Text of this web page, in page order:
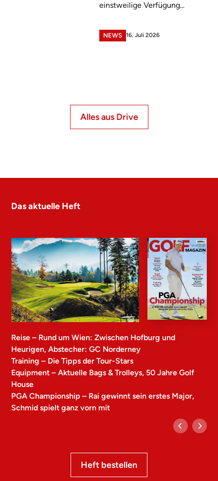
einstweilige Verfügung...
NEWS 16. Juli 2026
Alles aus Drive
Das aktuelle Heft
Reise – Rund um Wien: Zwischen Hofburg und
Heurigen, Abstecher: GC Norderney
Training – Die Tipps der Tour-Stars
Equipment – Aktuelle Bags & Trolleys, 50 Jahre Golf
House
PGA Championship – Rai gewinnt sein erstes Major,
Schmid spielt ganz vorn mit
Heft bestellen